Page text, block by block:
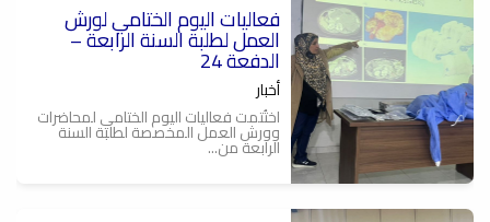
فعاليات اليوم الختامي لورش
العمل لطلبة السنة الرابعة –
الدفعة 24
أخبار
اختُتمت فعاليات اليوم الختامي لمحاضرات
وورش العمل المخصصة لطلبة السنة
الرابعة من...